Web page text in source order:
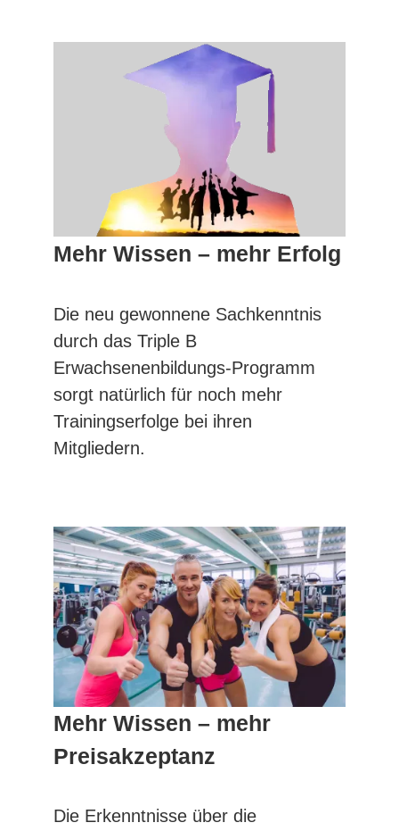
Mehr Wissen – mehr Erfolg
Die neu gewonnene Sachkenntnis
durch das Triple B
Erwachsenenbildungs-Programm
sorgt natürlich für noch mehr
Trainingserfolge bei ihren
Mitgliedern.
Mehr Wissen – mehr
Preisakzeptanz
Die Erkenntnisse über die